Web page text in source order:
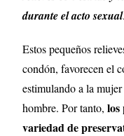
durante el acto sexual.
Estos pequeños
condón, favorecen el
estimulando a la
hombre. Por tanto,los
variedad de